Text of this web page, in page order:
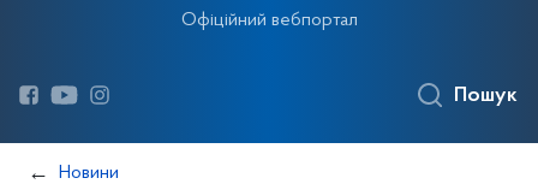
Офіційний вебпортал
Пошук
Новини